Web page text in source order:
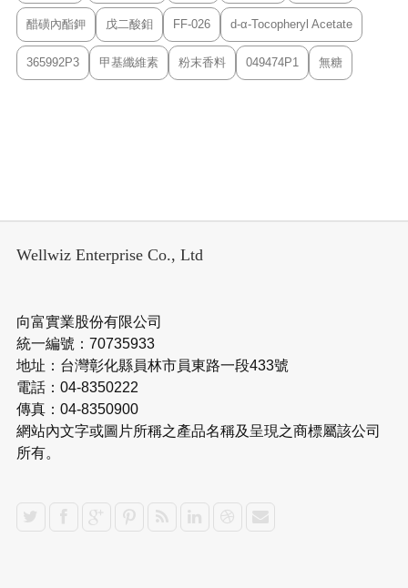
醋磺內酯鉀 戊二酸鉬 FF-026 d-α-Tocopheryl Acetate
365992P3 甲基纖維素 粉末香料 049474P1 無糖
Wellwiz Enterprise Co., Ltd
向富實業股份有限公司
統一編號：70735933
地址：台灣彰化縣員林市員東路一段433號
電話：04-8350222
傳真：04-8350900
網站內文字或圖片所稱之產品名稱及呈現之商標屬該公司
所有。